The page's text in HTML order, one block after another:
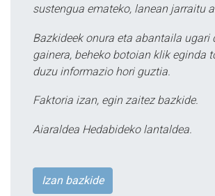
sustengua emateko, lanean jarraitu
Bazkideek onura eta abantaila ugari
gainera, beheko botoian klik eginda
duzu informazio hori guztia.
Faktoria izan, egin zaitez bazkide.
Aiaraldea Hedabideko lantaldea.
Izan bazkide